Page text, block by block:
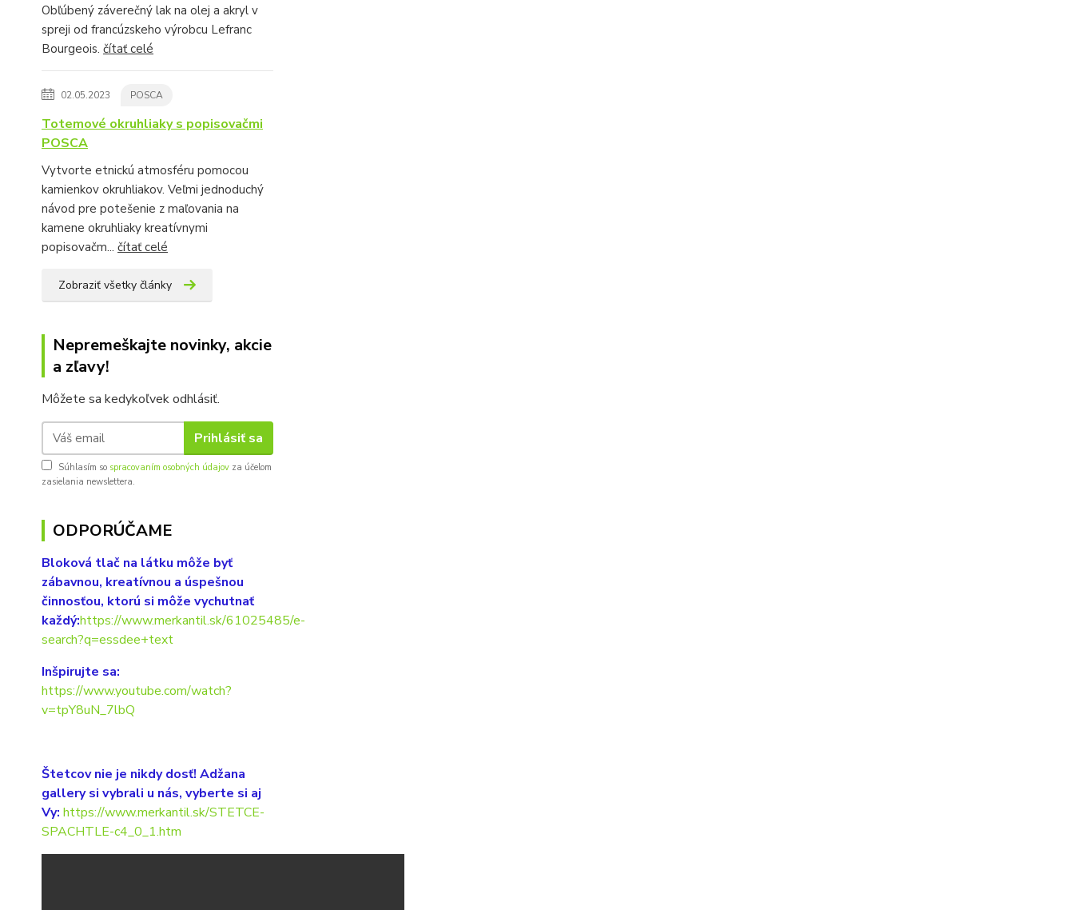
Obľúbený záverečný lak na olej a akryl v
spreji od francúzskeho výrobcu Lefranc
Bourgeois. čítať celé
02.05.2023 POSCA
Totemové okruhliaky s popisovačmi
POSCA
Vytvorte etnickú atmosféru pomocou
kamienkov okruhliakov. Veľmi jednoduchý
návod pre potešenie z maľovania na
kamene okruhliaky kreatívnymi
popisovačm... čítať celé
Zobraziť všetky články
Nepremeškajte novinky, akcie
a zľavy!
Môžete sa kedykoľvek odhlásiť.
Prihlásiť sa
Súhlasím so spracovaním osobných údajov za účelom
zasielania newslettera.
ODPORÚČAME
Bloková tlač na látku môže byť
zábavnou, kreatívnou a úspešnou
činnosťou, ktorú si môže vychutnať
každý:https://www.merkantil.sk/61025485/e-
search?q=essdee+text
Inšpirujte sa:
https://www.youtube.com/watch?
v=tpY8uN_7lbQ
Štetcov nie je nikdy dosť! Adžana
gallery si vybrali u nás, vyberte si aj
Vy: https://www.merkantil.sk/STETCE-
SPACHTLE-c4_0_1.htm